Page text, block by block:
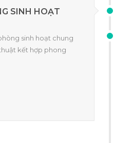
SINH HOẠT
sinh hoạt chung
kết hợp phong